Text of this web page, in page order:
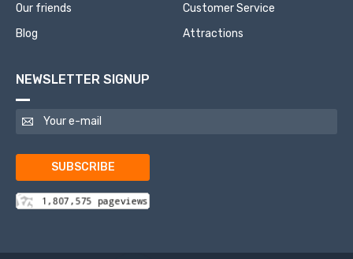
Our friends
Blog
Customer Service
Attractions
NEWSLETTER SIGNUP
SUBSCRIBE